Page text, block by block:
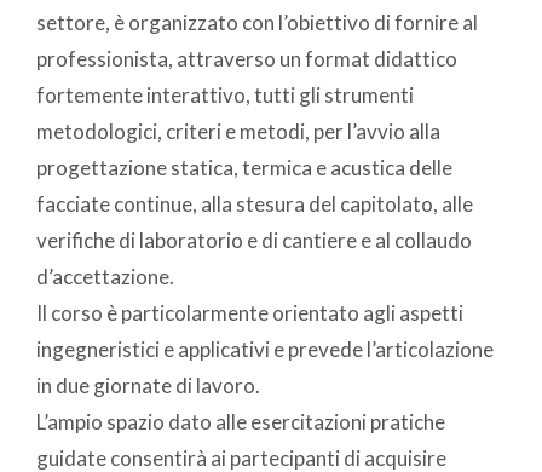
settore, è organizzato con l’obiettivo di fornire al
professionista, attraverso un format didattico
fortemente interattivo, tutti gli strumenti
metodologici, criteri e metodi, per l’avvio alla
progettazione statica, termica e acustica delle
facciate continue, alla stesura del capitolato, alle
verifiche di laboratorio e di cantiere e al collaudo
d’accettazione.
Il corso è particolarmente orientato agli aspetti
ingegneristici e applicativi e prevede l’articolazione
in due giornate di lavoro.
L’ampio spazio dato alle esercitazioni pratiche
guidate consentirà ai partecipanti di acquisire